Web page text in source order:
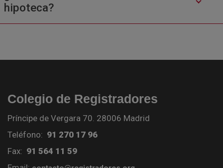
hipoteca?
Colegio de Registradores
Príncipe de Vergara 70. 28006 Madrid
Teléfono: 91 270 17 96
Fax: 91 564 11 59